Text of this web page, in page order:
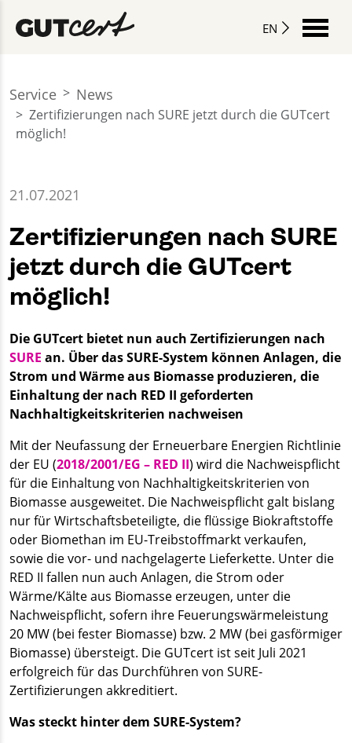
EN
Service News
Zertifizierungen nach SURE jetzt durch die GUTcert
möglich!
21.07.2021
Zertifizierungen nach SURE
jetzt durch die GUTcert
möglich!
Die GUTcert bietet nun auch Zertifizierungen nach
SURE an. Über das SURE-System können Anlagen, die
Strom und Wärme aus Biomasse produzieren, die
Einhaltung der nach RED II geforderten
Nachhaltigkeitskriterien nachweisen
Mit der Neufassung der Erneuerbare Energien Richtlinie
der EU (2018/2001/EG – RED II) wird die Nachweispflicht
für die Einhaltung von Nachhaltigkeitskriterien von
Biomasse ausgeweitet. Die Nachweispflicht galt bislang
nur für Wirtschaftsbeteiligte, die flüssige Biokraftstoffe
oder Biomethan im EU-Treibstoffmarkt verkaufen,
sowie die vor- und nachgelagerte Lieferkette. Unter die
RED II fallen nun auch Anlagen, die Strom oder
Wärme/Kälte aus Biomasse erzeugen, unter die
Nachweispflicht, sofern ihre Feuerungswärmeleistung
20 MW (bei fester Biomasse) bzw. 2 MW (bei gasförmiger
Biomasse) übersteigt. Die GUTcert ist seit Juli 2021
erfolgreich für das Durchführen von SURE-
Zertifizierungen akkreditiert.
Was steckt hinter dem SURE-System?